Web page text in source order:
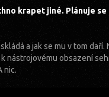
krapet jiné. Plánuje
a jak se mu v tom
nástrojovému obsazení
nic.